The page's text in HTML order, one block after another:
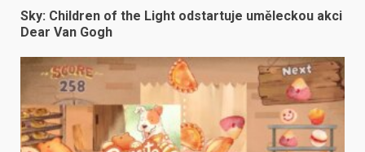
Sky: Children of the Light odstartuje uměleckou akci
Dear Van Gogh